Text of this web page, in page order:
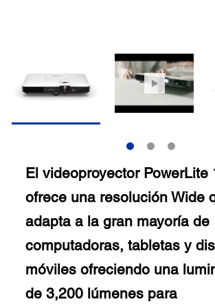
El videoproyector PowerLite
ofrece una resolución Wide
adapta a la gran mayoría de
computadoras, tabletas y
móviles ofreciendo una
de 3,200 lúmenes para